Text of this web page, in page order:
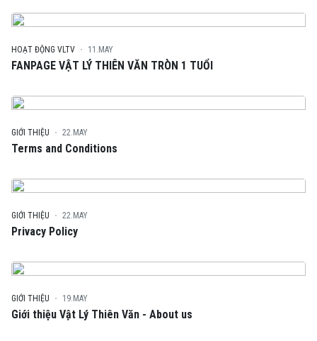
HOẠT ĐỘNG VLTV 11.MAY
FANPAGE VẬT LÝ THIÊN VĂN TRÒN 1 TUỔI
GIỚI THIỆU 22.MAY
Terms and Conditions
GIỚI THIỆU 22.MAY
Privacy Policy
GIỚI THIỆU 19.MAY
Giới thiệu Vật Lý Thiên Văn - About us